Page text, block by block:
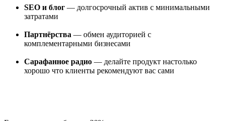
SEO и блог — долгосрочный актив с минимальными
затратами
Партнёрства — обмен аудиторией с
комплементарными бизнесами
Сарафанное радио — делайте продукт настолько
хорошо что клиенты рекомендуют вас сами